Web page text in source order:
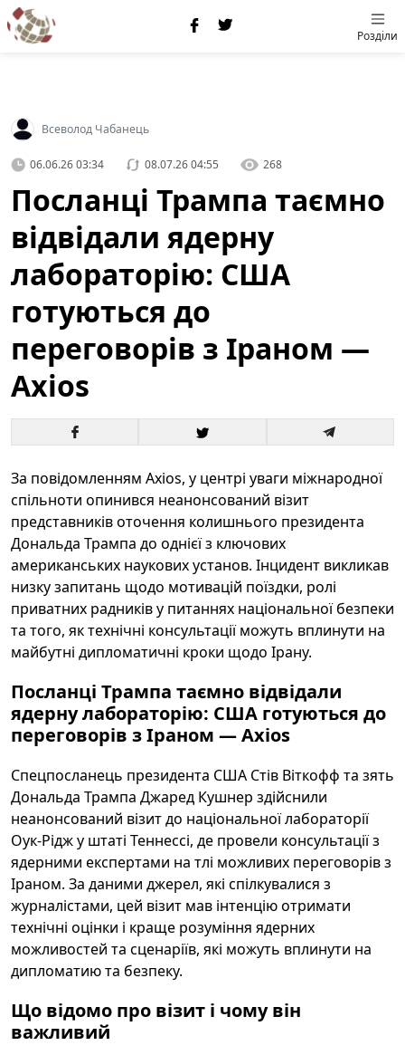
Розділи
Всеволод Чабанець
06.06.26 03:34 08.07.26 04:55 268
Посланці Трампа таємно
відвідали ядерну
лабораторію: США
готуються до
переговорів з Іраном —
Axios
За повідомленням Axios, у центрі уваги міжнародної
спільноти опинився неанонсований візит
представників оточення колишнього президента
Дональда Трампа до однієї з ключових
американських наукових установ. Інцидент викликав
низку запитань щодо мотивацій поїздки, ролі
приватних радників у питаннях національної безпеки
та того, як технічні консультації можуть вплинути на
майбутні дипломатичні кроки щодо Ірану.
Посланці Трампа таємно відвідали
ядерну лабораторію: США готуються до
переговорів з Іраном — Axios
Спецпосланець президента США Стів Віткофф та зять
Дональда Трампа Джаред Кушнер здійснили
неанонсований візит до національної лабораторії
Оук-Рідж у штаті Теннессі, де провели консультації з
ядерними експертами на тлі можливих переговорів з
Іраном. За даними джерел, які спілкувалися з
журналістами, цей візит мав інтенцію отримати
технічні оцінки і краще розуміння ядерних
можливостей та сценаріїв, які можуть вплинути на
дипломатию та безпеку.
Що відомо про візит і чому він
важливий